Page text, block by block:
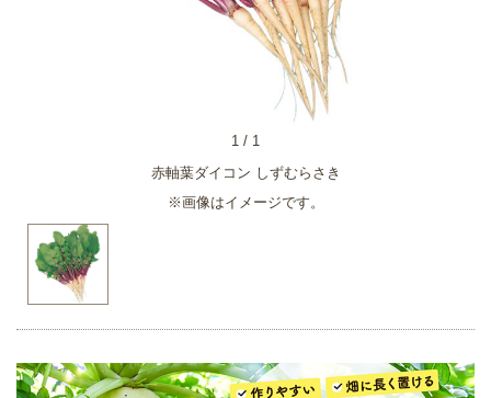
赤軸葉ダイコン しずむらさき
※画像はイメージです。
1 / 1